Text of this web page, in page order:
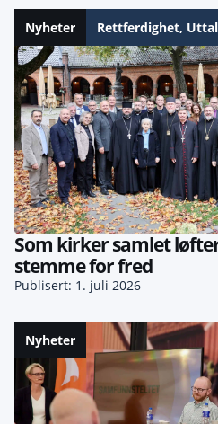
Nyheter Rettferdighet,
Som kirker samlet
stemme for fred
Publisert: 1. juli 2026
Nyheter